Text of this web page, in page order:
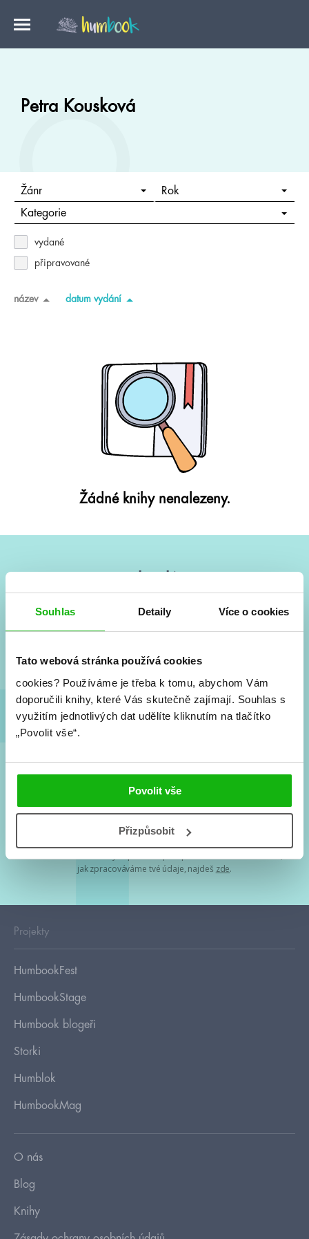
Souhlas Detaily Více o cookies
Tato webová stránka používá cookies
cookies? Používáme je třeba k tomu, abychom Vám
doporučili knihy, které Vás skutečně zajímají. Souhlas s
využitím jednotlivých dat udělíte kliknutím na tlačítko
„Povolit vše“.
Povolit vše
Přizpůsobit
Petra Kousková
Žánr Rok
Kategorie
vydané
připravované
název datum vydání
Žádné knihy nenalezeny.
Vše kolem #youngadult každý měsíc rovnou do mailu!
a seriálové adaptace a další.
Souhlasím spodmínkami zpracování osobních údajů
Tvá e-mailová adresa je u nás v bezpečí. Přečti si
jak zpracováváme tvé údaje, najdeš zde.
Projekty
HumbookFest
HumbookStage
Humbook blogeři
Storki
Humblok
HumbookMag
O nás
Blog
Knihy